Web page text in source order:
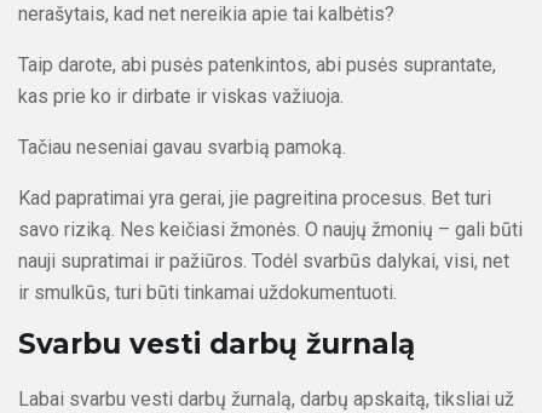
nerašytais, kad net nereikia apie tai kalbėtis?
Taip darote, abi pusės patenkintos, abi pusės suprantate,
kas prie ko ir dirbate ir viskas važiuoja.
Tačiau neseniai gavau svarbią pamoką.
Kad papratimai yra gerai, jie pagreitina procesus. Bet turi
savo riziką. Nes keičiasi žmonės. O naujų žmonių – gali būti
nauji supratimai ir pažiūros. Todėl svarbūs dalykai, visi, net
ir smulkūs, turi būti tinkamai uždokumentuoti.
Svarbu vesti darbų žurnalą
Labai svarbu vesti darbų žurnalą, darbų apskaitą, tiksliai už